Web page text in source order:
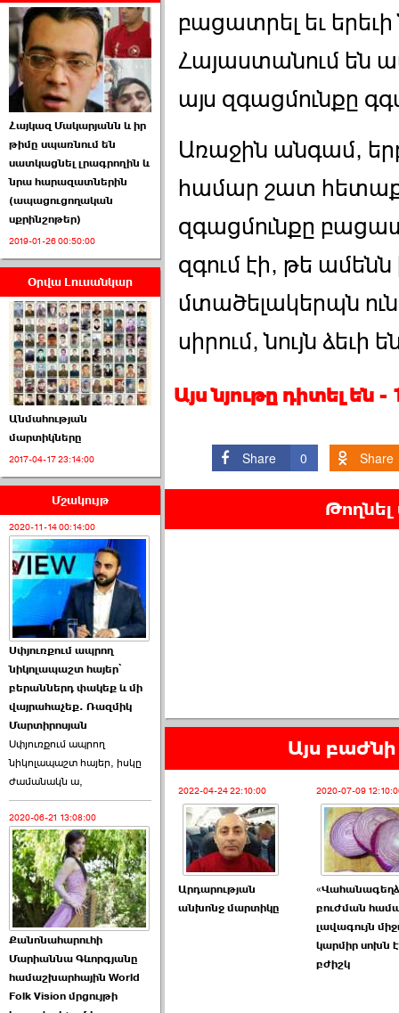
Սահմանադրական
դատարանը մերժեց ›››
2026-07-02 00:39:00
ՈՒՂԻՂ․ ԱԺ-ն
Կառավարության ›››
2026-07-01 00:52:00
ՍԴ-ն հուլիսի 1-ին
կհեռանա ›››
2026-07-01 00:08:00
Աննա Վարդապետյանն
ուղերձ է հղել ›››
2026-06-25 23:21:00
Պաշտոնակռիվը սկսված
է. «Հրապարակ» ›››
2026-06-25 17:13:00
ԱԺ նախագահի
Հայկազ Մակարյանն և իր
թիմը սպառնում են
սատկացնել լրագրողին և
նրա հարազատներին
(ապացուցողական
սքրինշոթեր)
2019-01-26 00:50:00
Օրվա Լուսանկար
Անմահության
մարտիկները
2017-04-17 23:14:00
Մշակույթ
2020-11-14 00:14:00
Սփյուռքում ապրող
նիկոլապաշտ հայեր՝
բերաններդ փակեք և մի
վայրահաչեք. Ռազմիկ
Մարտիրոսյան
Սփյուռքում ապրող
նիկոլապաշտ հայեր, իսկը
ժամանակն ա,
2020-06-21 13:08:00
Քանոնահարուհի
Մարիաննա Գևորգյանը
համաշխարհային World
Folk Vision մրցույթի
բացատրել եւ
Հայաստանում են
այս զգացմունքը
Առաջին անգամ,
համար շատ
զգացմունքը
զգում էի, թե
մտածելակերպն
սիրում, նույն ձեւի
Այս նյութը դիտել են
Share 0 Share
Թողնել
Այս բաժնի
2022-04-24 22:10:00
Արդարության
անխոնջ մարտիկը
2020-07-09
բուժման
լավագույն
կարմիր սոխն
բժիշկ